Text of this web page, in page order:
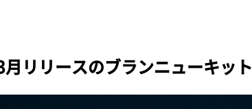
リリースのブランニューキッ